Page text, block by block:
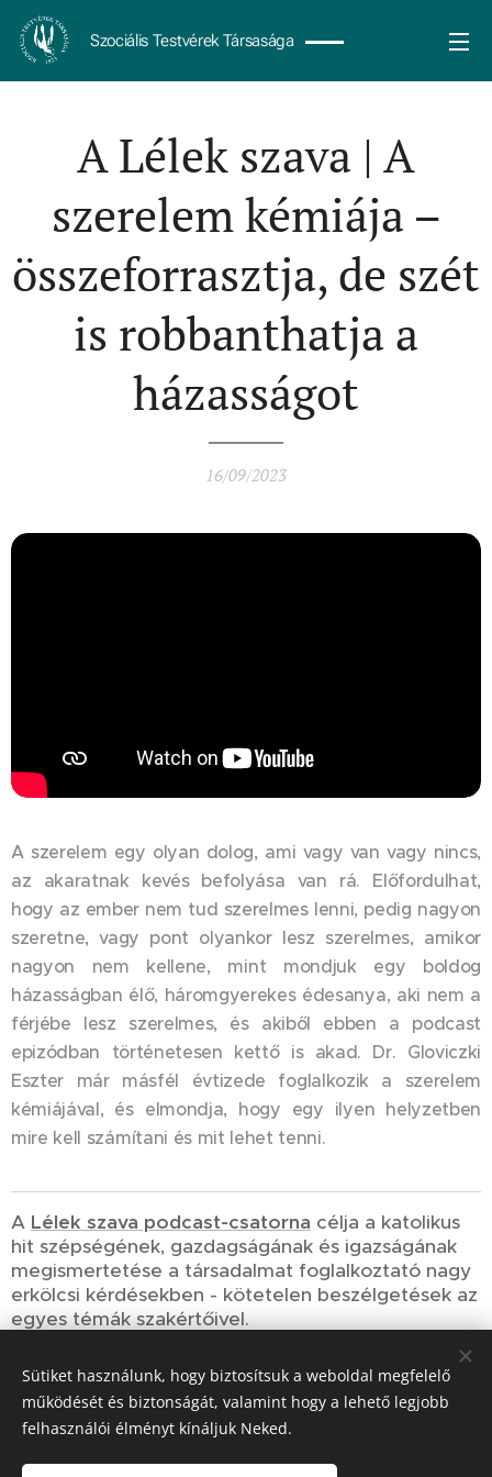
Szociális Testvérek Társasága
A Lélek szava | A
szerelem kémiája –
összeforrasztja, de szét
is robbanthatja a
házasságot
16/09/2023
A szerelem egy olyan dolog, ami vagy van vagy nincs,
az akaratnak kevés befolyása van rá. Előfordulhat,
hogy az ember nem tud szerelmes lenni, pedig nagyon
szeretne, vagy pont olyankor lesz szerelmes, amikor
nagyon nem kellene, mint mondjuk egy boldog
házasságban élő, háromgyerekes édesanya, aki nem a
férjébe lesz szerelmes, és akiből ebben a podcast
epizódban történetesen kettő is akad. Dr. Gloviczki
Eszter már másfél évtizede foglalkozik a szerelem
kémiájával, és elmondja, hogy egy ilyen helyzetben
mire kell számítani és mit lehet tenni.
A Lélek szava podcast-csatorna célja a katolikus
hit szépségének, gazdagságának és igazságának
megismertetése a társadalmat foglalkoztató nagy
erkölcsi kérdésekben - kötetelen beszélgetések az
egyes témák szakértőivel.
Share
Sütiket használunk, hogy biztosítsuk a weboldal megfelelő
működését és biztonságát, valamint hogy a lehető legjobb
felhasználói élményt kínáljuk Neked.